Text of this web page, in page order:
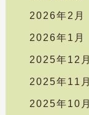
2026年2月
2026年1月
2025年12月
2025年11月
2025年10月